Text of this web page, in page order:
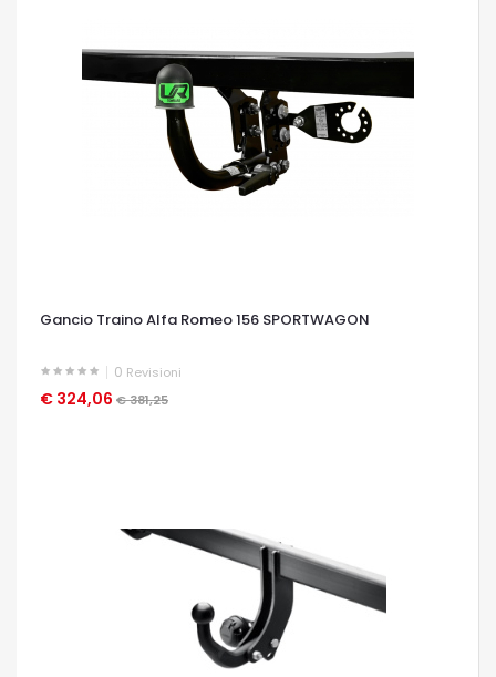
Gancio Traino Alfa Romeo 156 SPORTWAGON
0 Revisioni
€ 324,06 € 381,25
OCCHIATA VELOCE